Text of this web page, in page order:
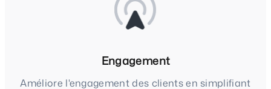
Engagement
Améliore l'engagement des clients en simplifiant